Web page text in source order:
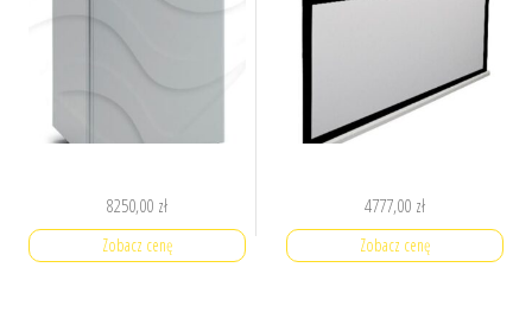
8250,00 zł
Zobacz cenę
4777,00 zł
Zobacz cenę